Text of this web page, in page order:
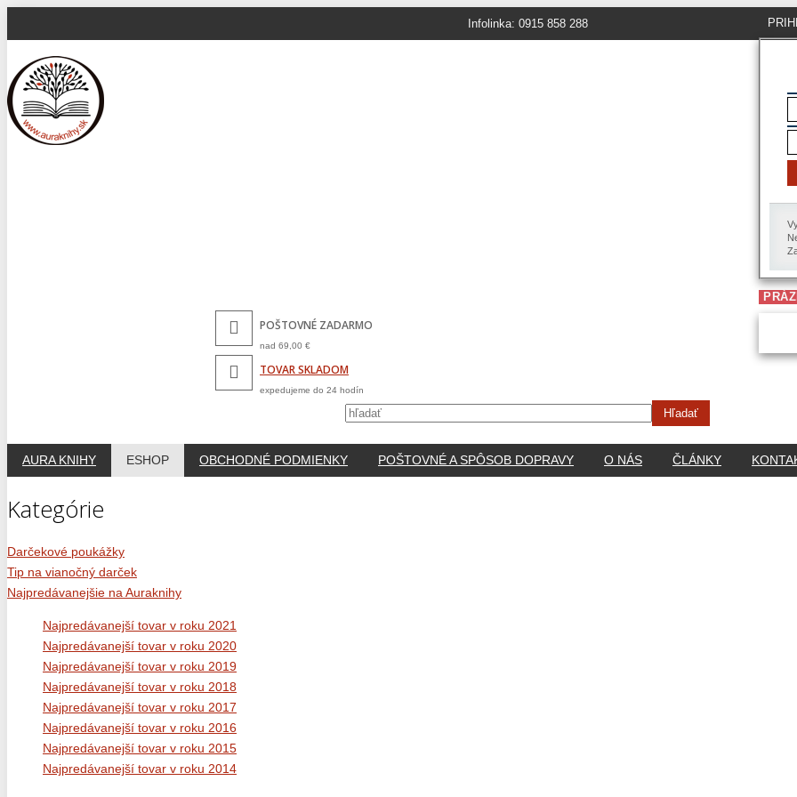
Infolinka: 0915 858 288
POŠTOVNÉ ZADARMO
nad 69,00 €
TOVAR SKLADOM
expedujeme do 24 hodín
AURA KNIHY ESHOP OBCHODNÉ PODMIENKY POŠTOVNÉ A SPÔSOB DOPRAVY O NÁS ČLÁNKY
Kategórie
Darčekové poukážky
Tip na vianočný darček
Najpredávanejšie na Auraknihy
Najpredávanejší tovar v roku 2021
Najpredávanejší tovar v roku 2020
Najpredávanejší tovar v roku 2019
Najpredávanejší tovar v roku 2018
Najpredávanejší tovar v roku 2017
Najpredávanejší tovar v roku 2016
Najpredávanejší tovar v roku 2015
Najpredávanejší tovar v roku 2014